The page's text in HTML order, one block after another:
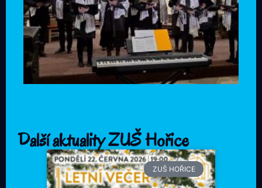
Další aktuality ZUŠ Hořice
ZUŠ HOŘICE